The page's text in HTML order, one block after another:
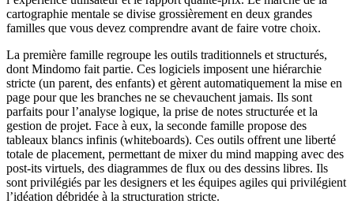
cartographie mentale se divise grossièrement en deux grandes
familles que vous devez comprendre avant de faire votre choix.
La première famille regroupe les outils traditionnels et structurés,
dont Mindomo fait partie. Ces logiciels imposent une hiérarchie
stricte (un parent, des enfants) et gèrent automatiquement la mise en
page pour que les branches ne se chevauchent jamais. Ils sont
parfaits pour l’analyse logique, la prise de notes structurée et la
gestion de projet. Face à eux, la seconde famille propose des
tableaux blancs infinis (whiteboards). Ces outils offrent une liberté
totale de placement, permettant de mixer du mind mapping avec des
post-its virtuels, des diagrammes de flux ou des dessins libres. Ils
sont privilégiés par les designers et les équipes agiles qui privilégient
l’idéation débridée à la structuration stricte.